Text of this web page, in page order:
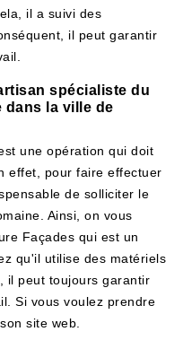
il a suivi des
il peut garantir
spécialiste du
dans la ville de
une opération qui doit
effet, pour faire effectuer
de solliciter le
Ainsi, on vous
Façades qui est un
qu'il utilise des matériels
il peut toujours garantir
Si vous voulez prendre
site web.